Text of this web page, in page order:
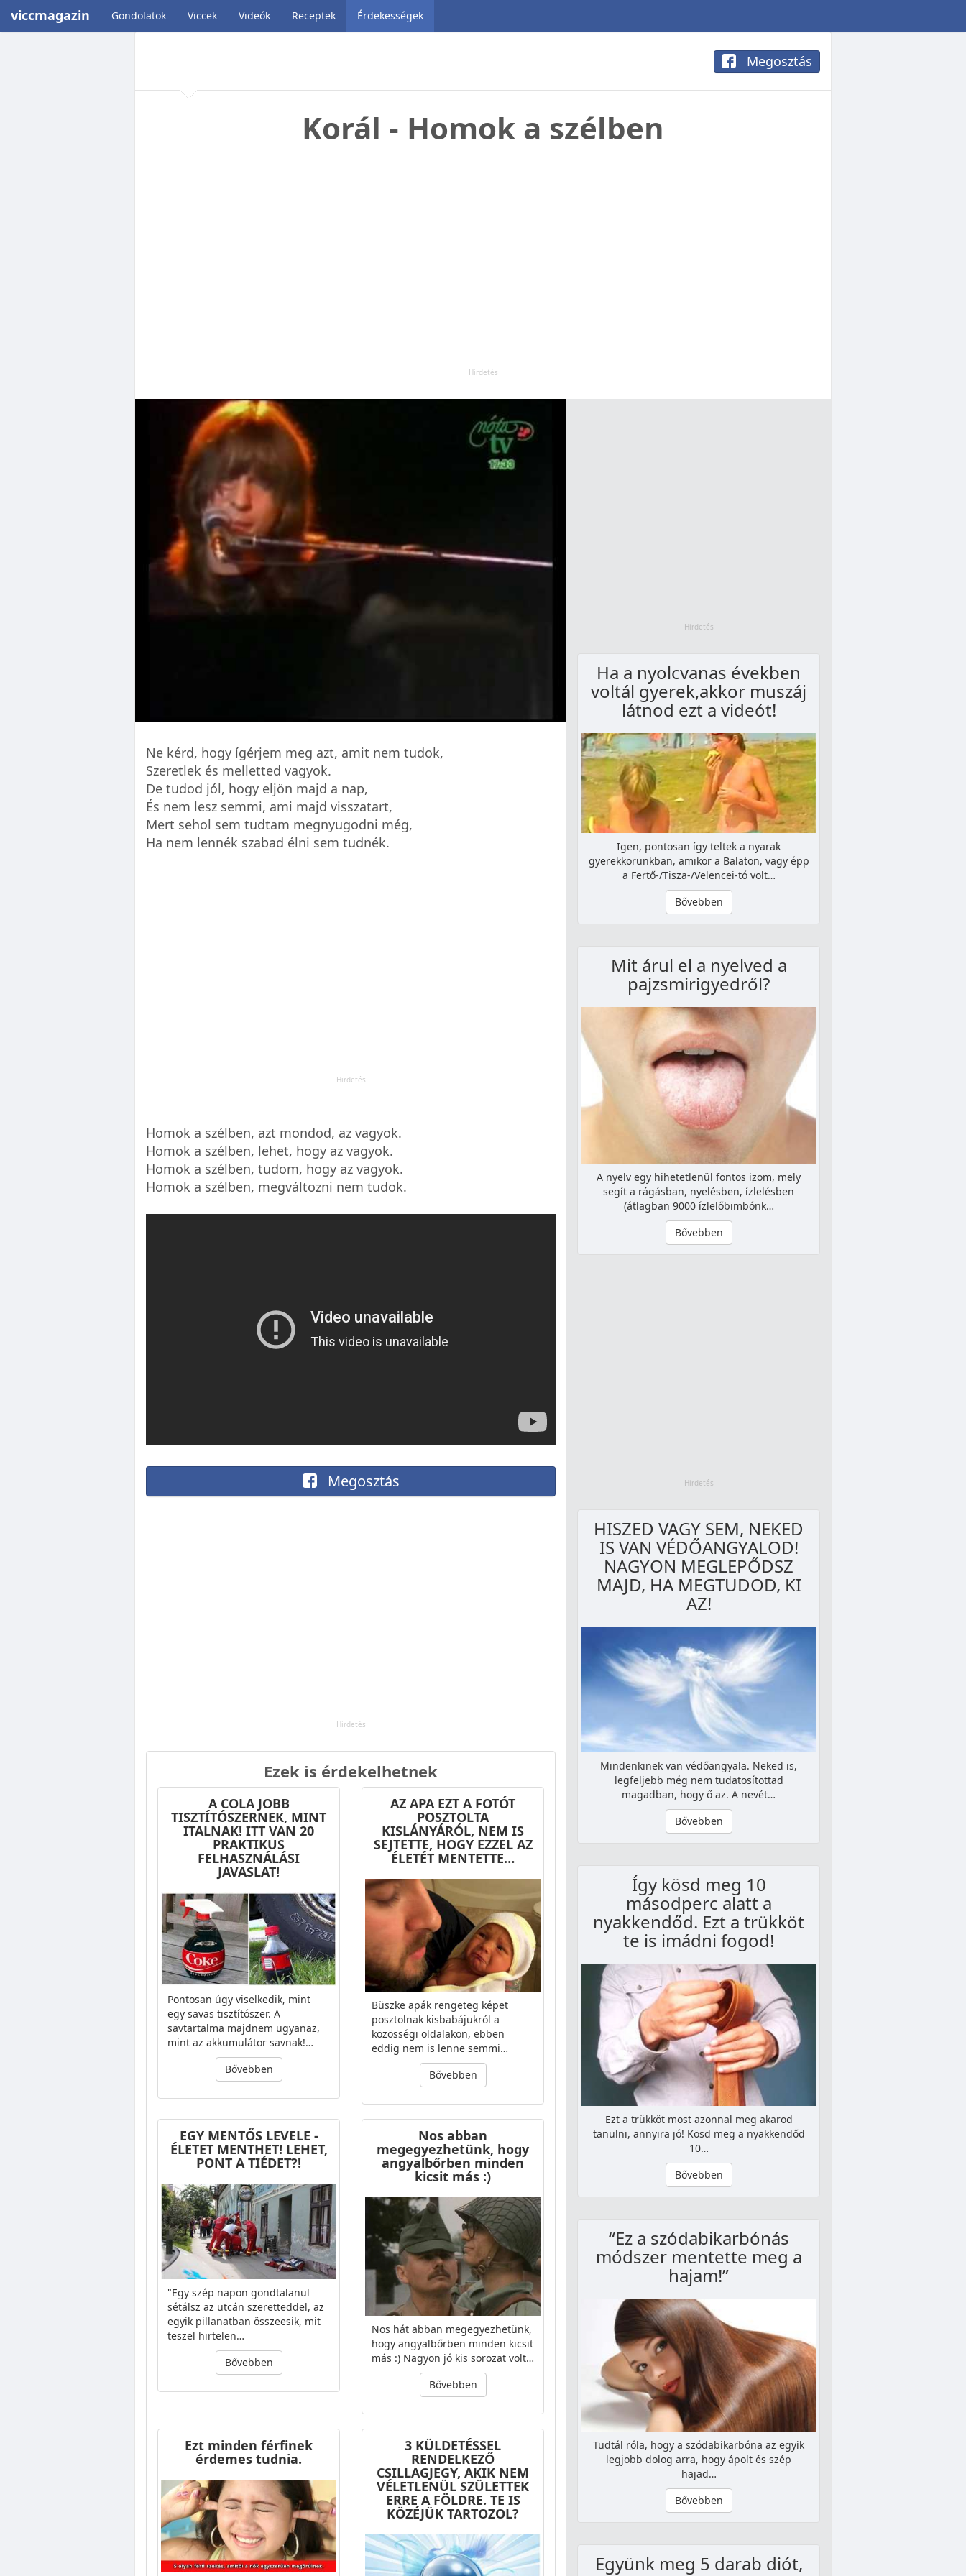
viccmagazin Gondolatok Viccek Videók Receptek Érdekességek
Megosztás
Korál - Homok a szélben
Ne kérd, hogy ígérjem meg azt, amit nem tudok,
Szeretlek és melletted vagyok.
De tudod jól, hogy eljön majd a nap,
És nem lesz semmi, ami majd visszatart,
Mert sehol sem tudtam megnyugodni még,
Ha nem lennék szabad élni sem tudnék.
Homok a szélben, azt mondod, az vagyok.
Homok a szélben, lehet, hogy az vagyok.
Homok a szélben, tudom, hogy az vagyok.
Homok a szélben, megváltozni nem tudok.
Megosztás
Ezek is érdekelhetnek
A COLA JOBB
TISZTÍTÓSZERNEK, MINT
ITALNAK! ITT VAN 20
PRAKTIKUS
FELHASZNÁLÁSI
JAVASLAT!
Pontosan úgy viselkedik, mint
egy savas tisztítószer. A
savtartalma majdnem ugyanaz,
mint az akkumulátor savnak!…
Bővebben
AZ APA EZT A FOTÓT
POSZTOLTA
KISLÁNYÁRÓL, NEM IS
SEJTETTE, HOGY EZZEL AZ
ÉLETÉT MENTETTE…
Büszke apák rengeteg képet
posztolnak kisbabájukról a
közösségi oldalakon, ebben
eddig nem is lenne semmi…
Bővebben
EGY MENTŐS LEVELE -
ÉLETET MENTHET! LEHET,
PONT A TIÉDET?!
"Egy szép napon gondtalanul
sétálsz az utcán szeretteddel, az
egyik pillanatban összeesik, mit
teszel hirtelen…
Bővebben
Nos abban
megegyezhetünk, hogy
angyalbőrben minden
kicsit más :)
Nos hát abban megegyezhetünk,
hogy angyalbőrben minden kicsit
más :) Nagyon jó kis sorozat volt…
Bővebben
Ezt minden férfinek
érdemes tudnia.
3 KÜLDETÉSSEL
RENDELKEZŐ
CSILLAGJEGY, AKIK NEM
VÉLETLENÜL SZÜLETTEK
ERRE A FÖLDRE. TE IS
KÖZÉJÜK TARTOZOL?
Ha a nyolcvanas években
voltál gyerek,akkor muszáj
látnod ezt a videót!
Igen, pontosan így teltek a nyarak
gyerekkorunkban, amikor a Balaton, vagy épp
a Fertő-/Tisza-/Velencei-tó volt…
Bővebben
Mit árul el a nyelved a
pajzsmirigyedről?
A nyelv egy hihetetlenül fontos izom, mely
segít a rágásban, nyelésben, ízlelésben
(átlagban 9000 ízlelőbimbónk…
Bővebben
HISZED VAGY SEM, NEKED
IS VAN VÉDŐANGYALOD!
NAGYON MEGLEPŐDSZ
MAJD, HA MEGTUDOD, KI
AZ!
Mindenkinek van védőangyala. Neked is,
legfeljebb még nem tudatosítottad
magadban, hogy ő az. A nevét…
Bővebben
Így kösd meg 10
másodperc alatt a
nyakkendőd. Ezt a trükköt
te is imádni fogod!
Ezt a trükköt most azonnal meg akarod
tanulni, annyira jó! Kösd meg a nyakkendőd
10…
Bővebben
“Ez a szódabikarbónás
módszer mentette meg a
hajam!”
Tudtál róla, hogy a szódabikarbóna az egyik
legjobb dolog arra, hogy ápolt és szép
hajad…
Bővebben
Együnk meg 5 darab diót,